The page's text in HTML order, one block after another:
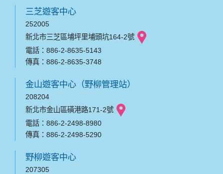
三芝遊客中心
252005
新北市三芝區埔坪里埔頭坑164-2號
電話：886-2-8635-5143
傳真：886-2-8635-3748
金山遊客中心（野柳管理站）
208204
新北市金山區磺港路171-2號
電話：886-2-2498-8980
傳真：886-2-2498-5290
野柳遊客中心
207305